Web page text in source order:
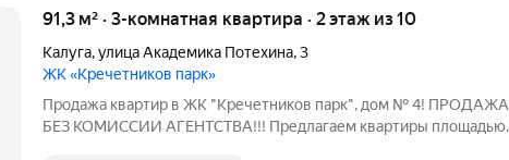
91,3 м² · 3-комнатная квартира · 2 этаж из 10
Калуга,улица Академика Потехина,3
ЖК «Кречетников парк»
Продажа квартир в ЖК "Кречетников парк", дом № 4! ПРОДАЖА
БЕЗ КОМИССИИ АГЕНТСТВА!!! Предлагаем квартиры площадью